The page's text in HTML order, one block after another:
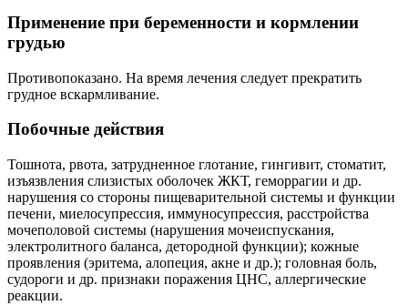
Применение при беременности и кормлении
грудью
Противопоказано. На время лечения следует прекратить
грудное вскармливание.
Побочные действия
Тошнота, рвота, затрудненное глотание, гингивит, стоматит,
изъязвления слизистых оболочек ЖКТ, геморрагии и др.
нарушения со стороны пищеварительной системы и функции
печени, миелосупрессия, иммуносупрессия, расстройства
мочеполовой системы (нарушения мочеиспускания,
электролитного баланса, детородной функции); кожные
проявления (эритема, алопеция, акне и др.); головная боль,
судороги и др. признаки поражения ЦНС, аллергические
реакции.